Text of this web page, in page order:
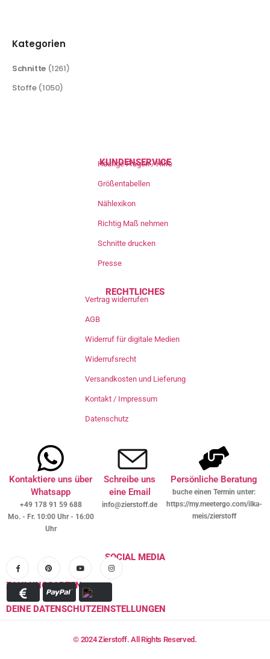
Kategorien
Schnitte (1261)
Stoffe (1050)
KUNDENSERVICE
Häufige Fragen / Hilfe
Größentabellen
Nählexikon
Richtig Maß nehmen
Schnitte drucken
Presse
RECHTLICHES
Vertrag widerrufen
AGB
Widerruf für digitale Medien
Widerrufsrecht
Versandkosten und Lieferung
Kontakt / Impressum
Datenschutz
Kontaktiere uns über
Whatsapp
+49 178 91 59 688
Mo. - Fr. 10:00 Uhr - 16:00
Uhr
Schreibe uns
eine Email
info@zierstoff.de
Persönliche Beratung
buche einen Termin unter:
https://my.meetergo.com/ilka-
meis/zierstoff
SOCIAL MEDIA
ZAHLUNGSARTEN
DEINE DATENSCHUTZEINSTELLUNGEN
© 2024 Zierstoff. All Rights Reserved.